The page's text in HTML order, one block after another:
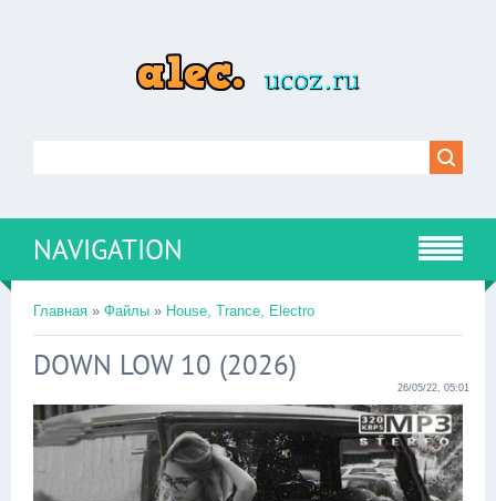
NAVIGATION
Главная » Файлы » House, Trance, Electro
DOWN LOW 10 (2026)
26/05/22, 05:01